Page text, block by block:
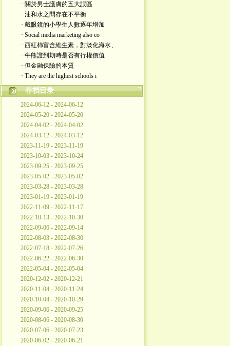
· 關於男士護膚的五大誤區
· 油和水之間存在不平衡
· 戴眼鏡的小學生人數逐年增加
· Social media marketing also co
· 西紅柿富含維生素，對淡化海水、
· 牛熊證到期時是否有行權價值
· 但金融保險的本質
· They are the highest schools i
存档目录
2024-06-12 - 2024-06-12
2024-05-20 - 2024-05-20
2024-04-02 - 2024-04-02
2024-03-12 - 2024-03-12
2023-11-19 - 2023-11-19
2023-10-03 - 2023-10-24
2023-09-25 - 2023-09-25
2023-05-02 - 2023-05-02
2023-03-28 - 2023-03-28
2023-01-19 - 2023-01-19
2022-11-09 - 2022-11-17
2022-10-13 - 2022-10-30
2022-09-06 - 2022-09-14
2022-08-03 - 2022-08-30
2022-07-18 - 2022-07-26
2022-06-22 - 2022-06-30
2022-05-04 - 2022-05-04
2020-12-02 - 2020-12-21
2020-11-04 - 2020-11-24
2020-10-04 - 2020-10-29
2020-09-06 - 2020-09-25
2020-08-06 - 2020-08-30
2020-07-06 - 2020-07-23
2020-06-02 - 2020-06-21